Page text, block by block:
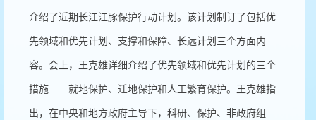
介绍了近期长江江豚保护行动计划。该计划制订了包括优
先领域和优先计划、支撑和保障、长远计划三个方面内
容。会上，王克雄详细介绍了优先领域和优先计划的三个
措施——就地保护、迁地保护和人工繁育保护。王克雄指
出，在中央和地方政府主导下，科研、保护、非政府组